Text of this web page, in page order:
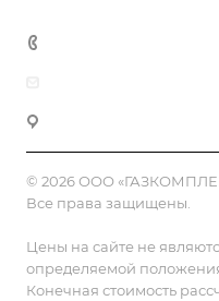
© 2026 ООО
Все права защищены.
Цены на сайте не
определяемой
Конечная стоимость